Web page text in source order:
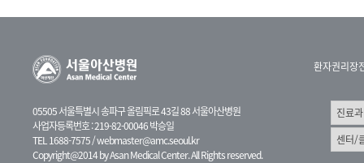
05505 서울특별시 송파구 올림픽로 43길 88 서울아산병원
사업자등록번호 : 219-82-00046 박승일
TEL 1688-7575 /webmaster@amc.seoul.kr
Copyright@2014 by Asan Medical Center. All Rights reserved.
환자권리장